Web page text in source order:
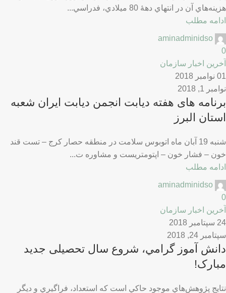
هزينه‌هاي آن در انتهاي دهۀ 80 ميلادي، فدراسي...
ادامه مطلب
aminadminidso
0
آخرین اخبار سازمان
01 نوامبر 2018
نوامبر 1, 2018
برنامه های هفته دیابت انجمن دیابت ایران شعبه
استان البرز
شنبه 19 آبان ماه اتوبوس سلامت در منطقه حصار کرج – تست قند
خون – فشار خون – اپتومتریست و مشاوره ت...
ادامه مطلب
aminadminidso
0
آخرین اخبار سازمان
24 سپتامبر 2018
سپتامبر 24, 2018
دانش آموز گرامي، شروع سال تحصیلی جدید
مبارک!
نتايج پژوهش‌هاي موجود حاكي است كه استعداد، فراگيري و ديگر